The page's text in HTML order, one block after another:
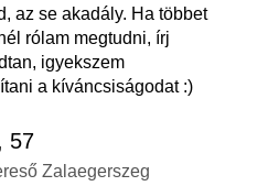
az se akadály. Ha többet
rólam megtudni, írj
igyekszem
a kíváncsiságodat :)
57
Zalaegerszeg